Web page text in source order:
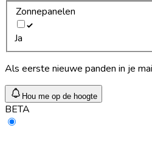
Zonnepanelen
Ja
Als eerste nieuwe panden in je
Hou me op de hoogte
BETA